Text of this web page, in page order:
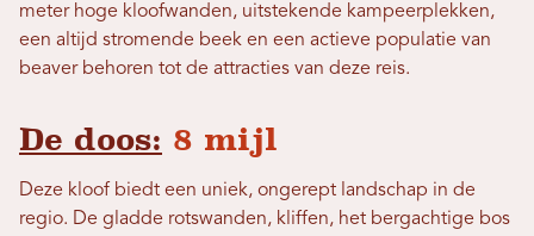
meter hoge kloofwanden, uitstekende kampeerplekken,
een altijd stromende beek en een actieve populatie van
beaver behoren tot de attracties van deze reis.
De doos: 8 mijl
Deze kloof biedt een uniek, ongerept landschap in de
regio. De gladde rotswanden, kliffen, het bergachtige bos